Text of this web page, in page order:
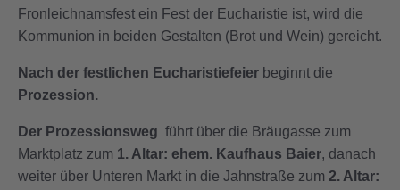
Fronleichnamsfest ein Fest der Eucharistie ist, wird die
Kommunion in beiden Gestalten (Brot und Wein) gereicht.
Nach der festlichen Eucharistiefeier beginnt die
Prozession.
Der Prozessionsweg führt über die Bräugasse zum
Marktplatz zum 1. Altar: ehem. Kaufhaus Baier, danach
weiter über Unteren Markt in die Jahnstraße zum 2. Altar: